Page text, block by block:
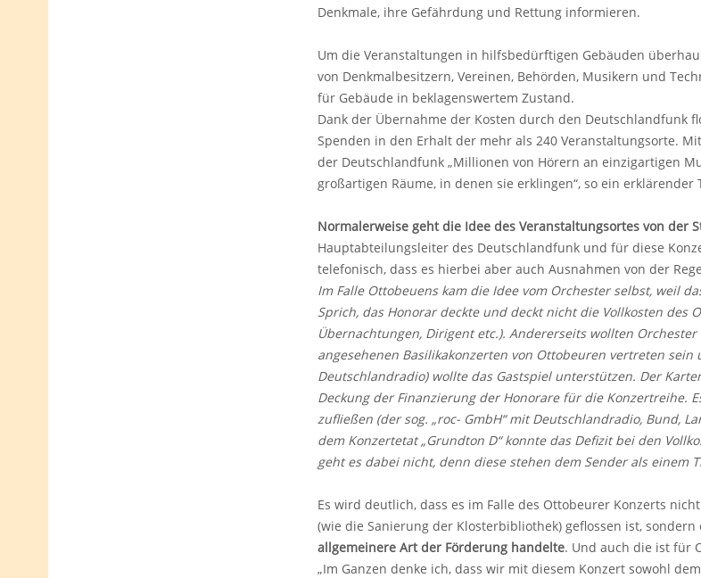
Denkmale, ihre Gefährdung und Rettung informieren.
Um die Veranstaltungen in hilfsbedürftigen Gebäuden
von Denkmalbesitzern, Vereinen, Behörden, Musikern und
für Gebäude in beklagenswertem Zustand.
Dank der Übernahme der Kosten durch den
Spenden in den Erhalt der mehr als 240 Veranstaltungsorte.
der Deutschlandfunk „Millionen von Hörern an einzigartigen
großartigen Räume, in denen sie erklingen“, so ein erklärender
Normalerweise geht die Idee des Veranstaltungsortes von der
Hauptabteilungsleiter des Deutschlandfunk und für diese
telefonisch, dass es hierbei aber auch Ausnahmen von der
Im Falle Ottobeuens kam die Idee vom Orchester selbst, weil
Sprich, das Honorar deckte und deckt nicht die Vollkosten des
Übernachtungen, Dirigent etc.). Andererseits wollten
angesehenen Basilikakonzerten von Ottobeuren vertreten
Deutschlandradio) wollte das Gastspiel unterstützen. Der
Deckung der Finanzierung der Honorare für die Konzertreihe.
zufließen (der sog. „roc- GmbH“ mit Deutschlandradio, Bund,
dem Konzertetat „Grundton D“ konnte das Defizit bei den
geht es dabei nicht, denn diese stehen dem Sender als einem
Es wird deutlich, dass es im Falle des Ottobeurer Konzerts
(wie die Sanierung der Klosterbibliothek) geflossen ist,
allgemeinere Art der Förderung handelte. Und auch die ist für
„Im Ganzen denke ich, dass wir mit diesem Konzert sowohl